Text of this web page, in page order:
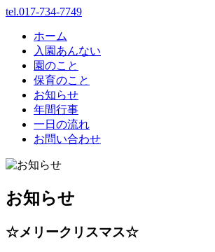
tel.017-734-7749
ホーム
入園あんない
園のこと
保育のこと
お知らせ
年間行事
一日の流れ
お問い合わせ
お知らせ
☆メリークリスマス☆